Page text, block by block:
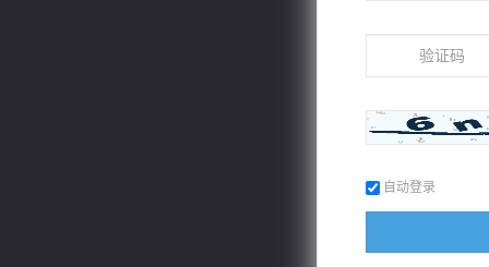
自动登录